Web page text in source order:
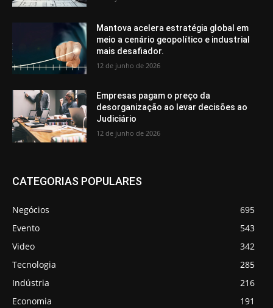
Mantova acelera estratégia global em
meio a cenário geopolítico e industrial
mais desafiador.
12 de junho de 2026
Empresas pagam o preço da
desorganização ao levar decisões ao
Judiciário
12 de junho de 2026
CATEGORIAS POPULARES
Negócios
695
Evento
543
Video
342
Tecnologia
285
Indústria
216
Economia
191